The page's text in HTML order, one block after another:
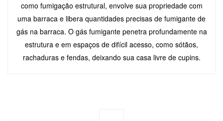
como fumigação estrutural, envolve sua propriedade com
uma barraca e libera quantidades precisas de fumigante de
gás na barraca. O gás fumigante penetra profundamente na
estrutura e em espaços de difícil acesso, como sótãos,
rachaduras e fendas, deixando sua casa livre de cupins.